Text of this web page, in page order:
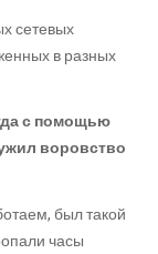
сетевых
в разных
с помощью
воровство
был такой
часы